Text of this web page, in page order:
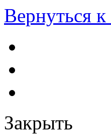
Вернуться
Закрыть